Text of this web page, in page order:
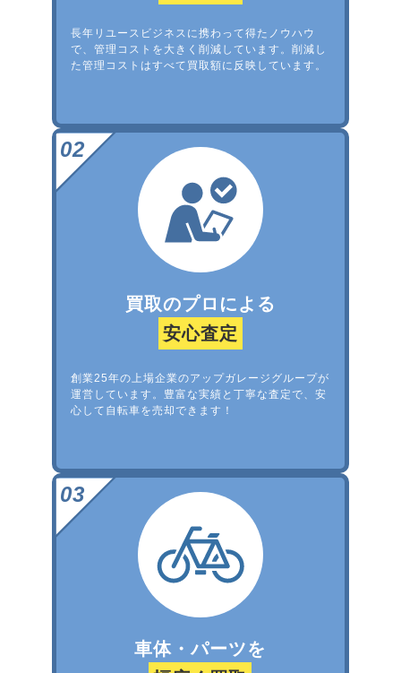
長年リユースビジネスに携わって得たノウハウ
で、管理コストを大きく削減しています。削減し
た管理コストはすべて買取額に反映しています。
買取のプロによる
安心査定
創業25年の上場企業のアップガレージグループが
運営しています。豊富な実績と丁寧な査定で、安
心して自転車を売却できます！
車体・パーツを